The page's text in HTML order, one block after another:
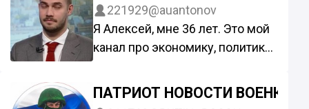
t.me/pricetgchannel/43
Менеджер: @Spiral_Miya
Для друга:
Y6
221929@auantonov
Я Алексей, мне 36 лет. Это мой
канал про экономику, политику
YouTube:
ПАТРИОТ НОВОСТИ ВОЕНКОР